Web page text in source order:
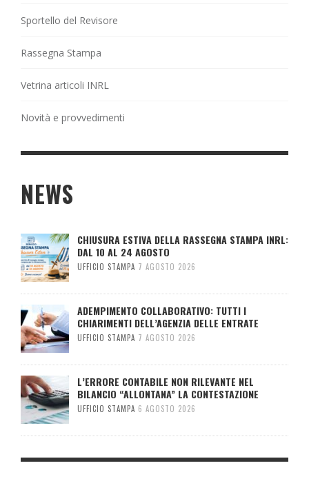
Sportello del Revisore
Rassegna Stampa
Vetrina articoli INRL
Novità e provvedimenti
NEWS
CHIUSURA ESTIVA DELLA RASSEGNA STAMPA INRL:
DAL 10 AL 24 AGOSTO
UFFICIO STAMPA 7 AGOSTO 2026
ADEMPIMENTO COLLABORATIVO: TUTTI I
CHIARIMENTI DELL’AGENZIA DELLE ENTRATE
UFFICIO STAMPA 7 AGOSTO 2026
L’ERRORE CONTABILE NON RILEVANTE NEL
BILANCIO “ALLONTANA” LA CONTESTAZIONE
UFFICIO STAMPA 6 AGOSTO 2026